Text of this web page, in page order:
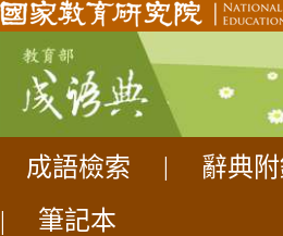
成語檢索 辭典
|
筆記本